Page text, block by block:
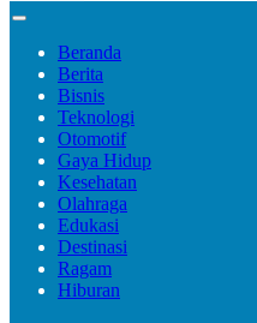
Beranda
Berita
Bisnis
Teknologi
Otomotif
Gaya Hidup
Kesehatan
Olahraga
Edukasi
Destinasi
Ragam
Hiburan